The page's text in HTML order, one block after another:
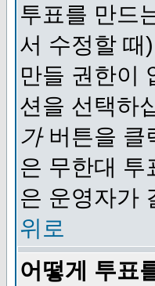
투표를 만드
서 수정할 때)
만들 권한이
션을 선택하
가버튼을 클
은 무한대 투
은 운영자가
위로
어떻게 투표